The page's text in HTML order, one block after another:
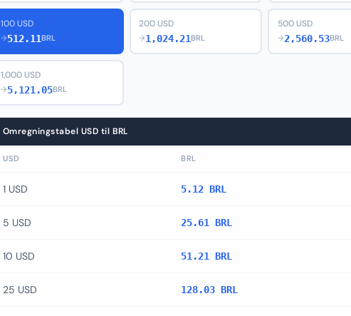
100 USD
→512.11BRL
200 USD
→1,024.21BRL
500 USD
→2,560.53BRL
1,000 USD
→5,121.05BRL
Omregningstabel USD til BRL
USD BRL
1 USD 5.12 BRL
5 USD 25.61 BRL
10 USD 51.21 BRL
25 USD 128.03 BRL